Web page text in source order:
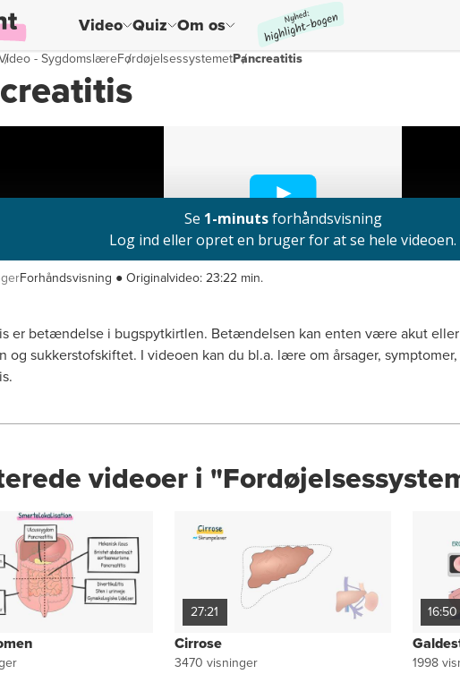
Video Quiz Om os
- SygdomslæreFordøjelsessystemetPancreatitis
Forhåndsvisning ● Originalvideo:23:22 min.
er betændelse i bugspytkirtlen. Betændelsen kan enten være akut
og sukkerstofskiftet. I videoen kan du bl.a. lære om årsager,
videoer i
27:21
Cirrose
3470 visninger
16:50
1998